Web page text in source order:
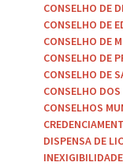
CONSELHO DE
CONSELHO DE
CONSELHO DE
CONSELHO DE
CONSELHO DE
CONSELHO
CONSELHOS
DISPENSA DE